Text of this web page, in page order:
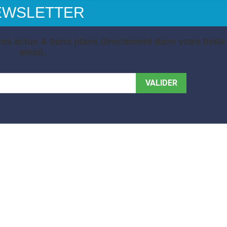
actus & bons plans directement dans votre boite
email.